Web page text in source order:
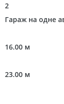
2
Гараж на одне
16.00 м
23.00 м